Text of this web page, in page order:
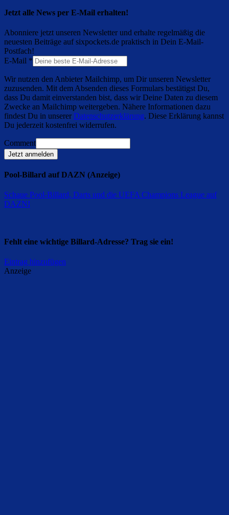
Jetzt alle News per E-Mail erhalten!
Abonniere jetzt unseren Newsletter und erhalte regelmäßig die
neuesten Beiträge auf sixpockets.de praktisch in Dein E-Mail-
Postfach!
E-Mail *
Wir nutzen den Anbieter Mailchimp, um Dir unseren Newsletter
zuzusenden. Mit dem Absenden dieses Formulars bestätigst Du,
dass Du damit einverstanden bist, dass wir Deine Daten zu diesem
Zwecke an Mailchimp weitergeben. Nähere Informationen dazu
findest Du in unsererDatenschutzerklärung. Diese Erklärung kannst
Du jederzeit kostenfrei widerrufen.
Comment
Jetzt anmelden
Pool-Billard auf DAZN (Anzeige)
Schaue Pool-Billard, Darts und die UEFA Champions League auf
DAZN!
Fehlt eine wichtige Billard-Adresse? Trag sie ein!
Eintrag hinzufügen
Anzeige